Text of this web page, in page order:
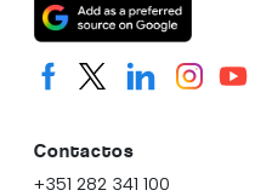
Contactos
+351 282 341 100